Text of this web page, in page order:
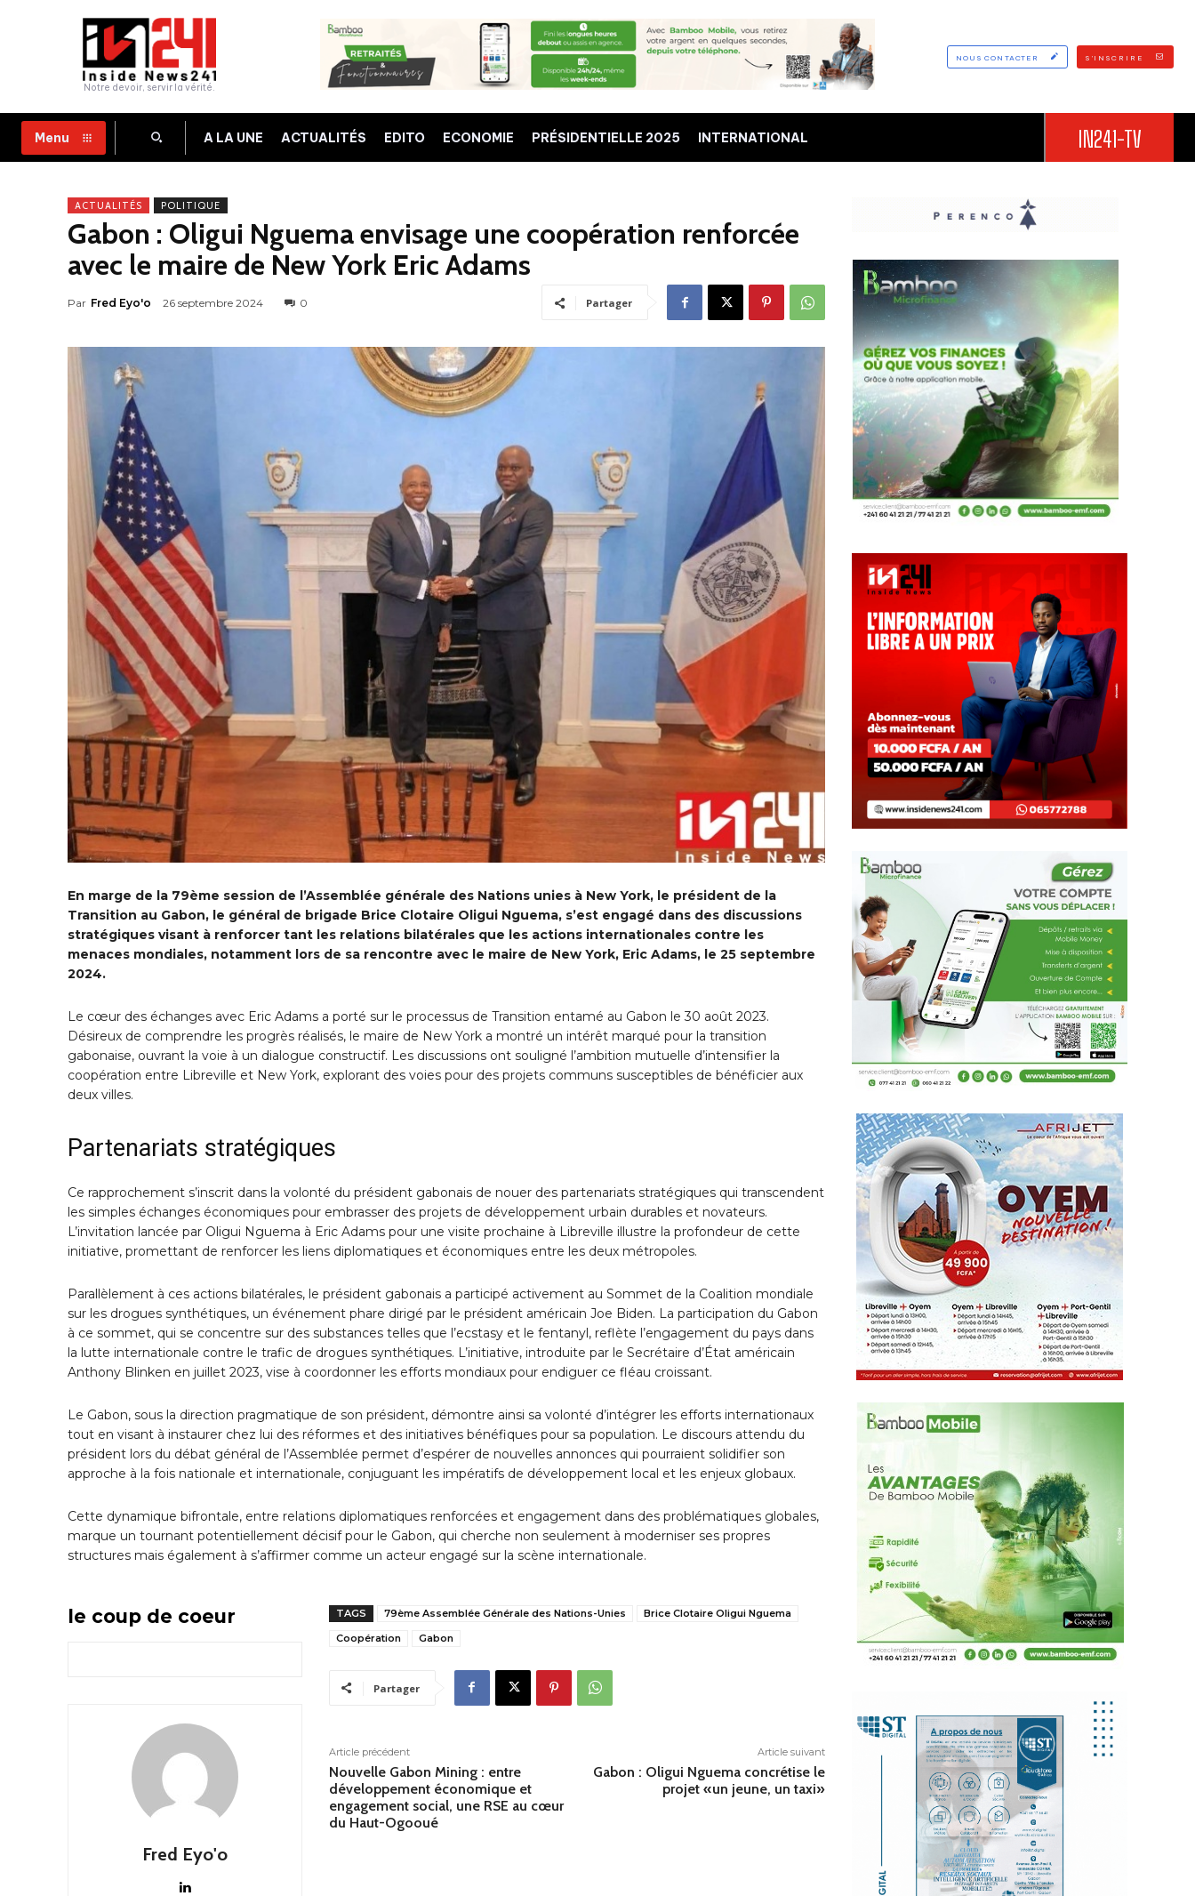
Notre devoir, servir la vérité.
NOUS CONTACTER S'INSCRIRE
Menu A LA UNE ACTUALITÉS EDITO ECONOMIE PRÉSIDENTIELLE 2025 INTERNATIONAL IN241-TV
ACTUALITÉS POLITIQUE
Gabon : Oligui Nguema envisage une coopération renforcée
avec le maire de New York Eric Adams
Par Fred Eyo'o 26 septembre 2024 0 Partager
En marge de la 79ème session de l’Assemblée générale des Nations unies à New York, le président de la
Transition au Gabon, le général de brigade Brice Clotaire Oligui Nguema, s’est engagé dans des discussions
stratégiques visant à renforcer tant les relations bilatérales que les actions internationales contre les
menaces mondiales, notamment lors de sa rencontre avec le maire de New York, Eric Adams, le 25 septembre
2024.
Le cœur des échanges avec Eric Adams a porté sur le processus de Transition entamé au Gabon le 30 août 2023.
Désireux de comprendre les progrès réalisés, le maire de New York a montré un intérêt marqué pour la transition
gabonaise, ouvrant la voie à un dialogue constructif. Les discussions ont souligné l’ambition mutuelle d’intensifier la
coopération entre Libreville et New York, explorant des voies pour des projets communs susceptibles de bénéficier aux
deux villes.
Partenariats stratégiques
Ce rapprochement s’inscrit dans la volonté du président gabonais de nouer des partenariats stratégiques qui transcendent
les simples échanges économiques pour embrasser des projets de développement urbain durables et novateurs.
L’invitation lancée par Oligui Nguema à Eric Adams pour une visite prochaine à Libreville illustre la profondeur de cette
initiative, promettant de renforcer les liens diplomatiques et économiques entre les deux métropoles.
Parallèlement à ces actions bilatérales, le président gabonais a participé activement au Sommet de la Coalition mondiale
sur les drogues synthétiques, un événement phare dirigé par le président américain Joe Biden. La participation du Gabon
à ce sommet, qui se concentre sur des substances telles que l’ecstasy et le fentanyl, reflète l’engagement du pays dans
la lutte internationale contre le trafic de drogues synthétiques. L’initiative, introduite par le Secrétaire d’État américain
Anthony Blinken en juillet 2023, vise à coordonner les efforts mondiaux pour endiguer ce fléau croissant.
Le Gabon, sous la direction pragmatique de son président, démontre ainsi sa volonté d’intégrer les efforts internationaux
tout en visant à instaurer chez lui des réformes et des initiatives bénéfiques pour sa population. Le discours attendu du
président lors du débat général de l’Assemblée permet d’espérer de nouvelles annonces qui pourraient solidifier son
approche à la fois nationale et internationale, conjuguant les impératifs de développement local et les enjeux globaux.
Cette dynamique bifrontale, entre relations diplomatiques renforcées et engagement dans des problématiques globales,
marque un tournant potentiellement décisif pour le Gabon, qui cherche non seulement à moderniser ses propres
structures mais également à s’affirmer comme un acteur engagé sur la scène internationale.
le coup de coeur
Fred Eyo'o
TAGS 79ème Assemblée Générale des Nations-Unies
Brice Clotaire Oligui Nguema
Coopération
Gabon
Partager
Article précédent
Nouvelle Gabon Mining : entre
développement économique et
engagement social, une RSE au cœur
du Haut-Ogooué
Article suivant
Gabon : Oligui Nguema concrétise le
projet «un jeune, un taxi»